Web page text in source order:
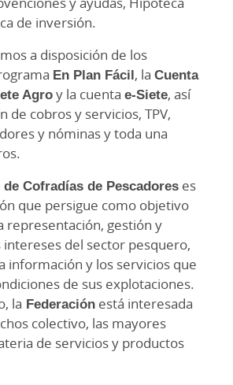
de inversión.
a disposición de los
En Plan Fácil, la Cuenta
Agroy la cuenta e-Siete, así
de cobros y servicios, TPV,
y nóminas y toda una
Cofradías de Pescadores es
que persigue como objetivo
representación, gestión y
intereses del sector pesquero,
información y los servicios que
de sus explotaciones.
la Federación está interesada
colectivo, las mayores
de servicios y productos